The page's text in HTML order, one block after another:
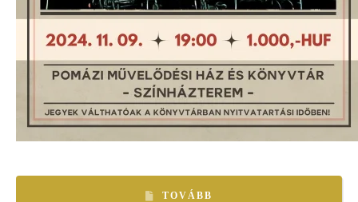
TOVÁBB